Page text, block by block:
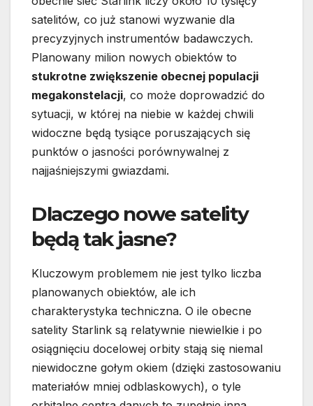
satelitów, co już stanowi wyzwanie dla
precyzyjnych instrumentów badawczych.
Planowany milion nowych obiektów to
stukrotne zwiększenie obecnej populacji
megakonstelacji, co może doprowadzić do
sytuacji, w której na niebie w każdej chwili
widoczne będą tysiące poruszających się
punktów o jasności porównywalnej z
najjaśniejszymi gwiazdami.
Dlaczego nowe satelity
będą tak jasne?
Kluczowym problemem nie jest tylko liczba
planowanych obiektów, ale ich
charakterystyka techniczna. O ile obecne
satelity Starlink są relatywnie niewielkie i po
osiągnięciu docelowej orbity stają się niemal
niewidoczne gołym okiem (dzięki zastosowaniu
materiałów mniej odblaskowych), o tyle